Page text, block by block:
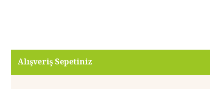
Alışveriş Sepetiniz